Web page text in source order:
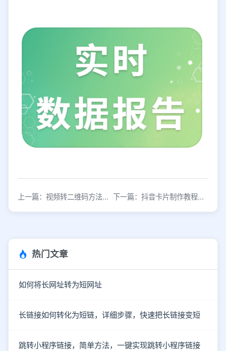
上一篇：视频转二维码方法：3步生成扫码即播的分享链接 下一篇：抖音卡片制作教程：3分钟学会设计高点击跳转卡片
热门文章
如何将长网址转为短网址
长链接如何转化为短链，详细步骤，快速把长链接变短
跳转小程序链接，简单方法，一键实现跳转小程序链接